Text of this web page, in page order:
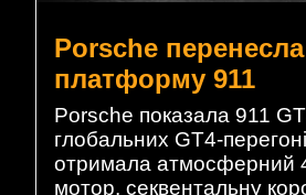
Porsche
платформу 911
Porsche показала 911
глобальних GT4-
отримала атмосферний
мотор, секвентальну